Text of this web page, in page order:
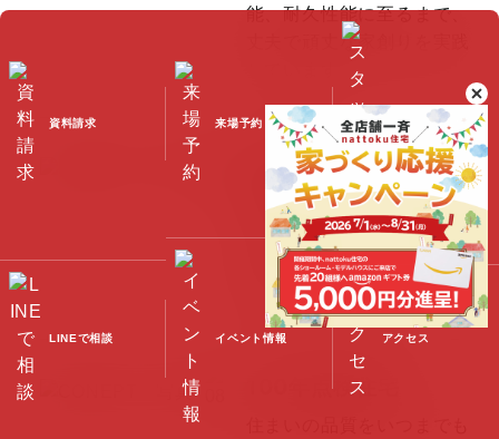
能、耐久性能に至るまで、
丈夫で頑丈な家創りを実践
しています。
2030年の
省エネ住宅基準
nattoku住宅のZEH水準の
家は、2030年の省エネ住
宅基準を満たします。
100年点検住宅
資料請求 来場予約 スタッフブログ
LINEで相談 イベント情報 アクセス